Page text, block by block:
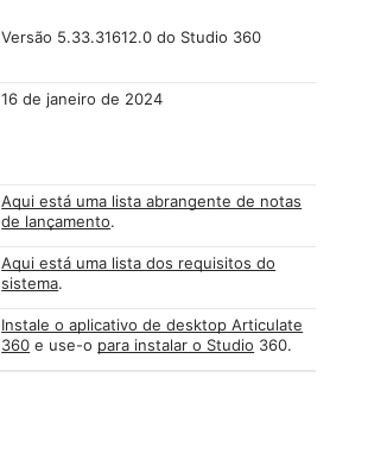
Versão 5.33.31612.0 do Studio 360
16 de janeiro de 2024
Aqui está uma lista abrangente de notas
de lançamento.
Aqui está uma lista dos requisitos do
sistema.
Instale o aplicativo de desktop Articulate
360 e use-o para instalar o Studio 360.